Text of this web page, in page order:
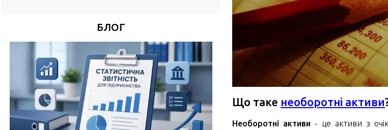
Що таке необоротні активи
Необоротні активи - це активи з
Зручний час для дзвінка
БЛОГ